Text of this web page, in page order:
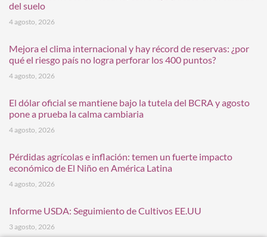
del suelo
4 agosto, 2026
Mejora el clima internacional y hay récord de reservas: ¿por
qué el riesgo país no logra perforar los 400 puntos?
4 agosto, 2026
El dólar oficial se mantiene bajo la tutela del BCRA y agosto
pone a prueba la calma cambiaria
4 agosto, 2026
Pérdidas agrícolas e inflación: temen un fuerte impacto
económico de El Niño en América Latina
4 agosto, 2026
Informe USDA: Seguimiento de Cultivos EE.UU
3 agosto, 2026